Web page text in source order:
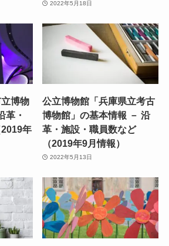
2022年5月18日
博物
革・
年
公立博物館「兵庫県立考古
博物館」の基本情報 － 沿
革・施設・職員数など
（2019年9月情報）
2022年5月13日